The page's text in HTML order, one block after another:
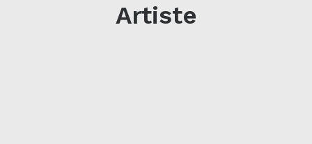
Artiste